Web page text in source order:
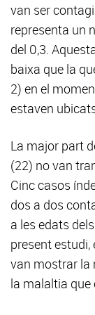
van ser
representa un
del 0,3.
baixa que la
2) en el
estaven
La major part
(22) no van
Cinc casos
dos a dos
a les edats
present
van mostrar la
la malaltia que